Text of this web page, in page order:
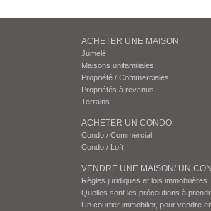
ACHETER UNE MAISON
Jumelé
Maisons unifamiliales
Propriété / Commerciales
Propriétés à revenus
Terrains
ACHETER UN CONDO
Condo / Commercial
Condo / Loft
VENDRE UNE MAISON/ UN
Règles juridiques et lois immobilières.
Quelles sont les précautions à
Un courtier immobilier, pour vendre